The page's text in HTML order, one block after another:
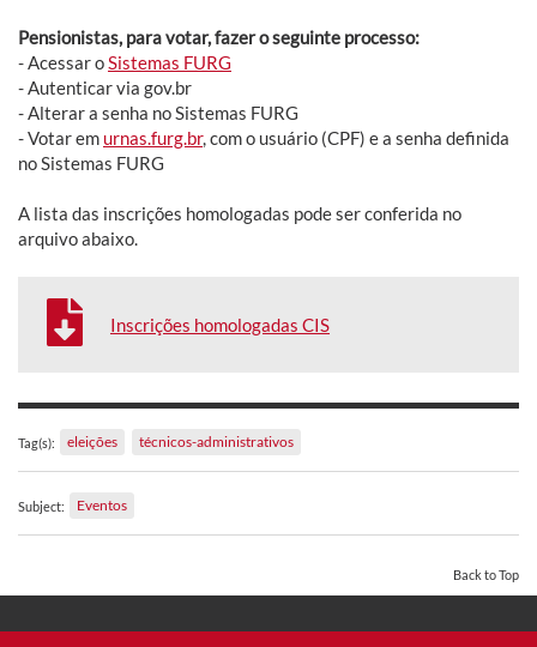
Pensionistas, para votar, fazer o seguinte processo:
- Acessar oSistemas FURG
- Autenticar via gov.br
- Alterar a senha no Sistemas FURG
- Votar em urnas.furg.br, com o usuário (CPF) e a senha definida
no Sistemas FURG
A lista das inscrições homologadas pode ser conferida no
arquivo abaixo.
Inscrições homologadas CIS
Tag(s): eleições técnicos-administrativos
Subject: Eventos
Back to Top